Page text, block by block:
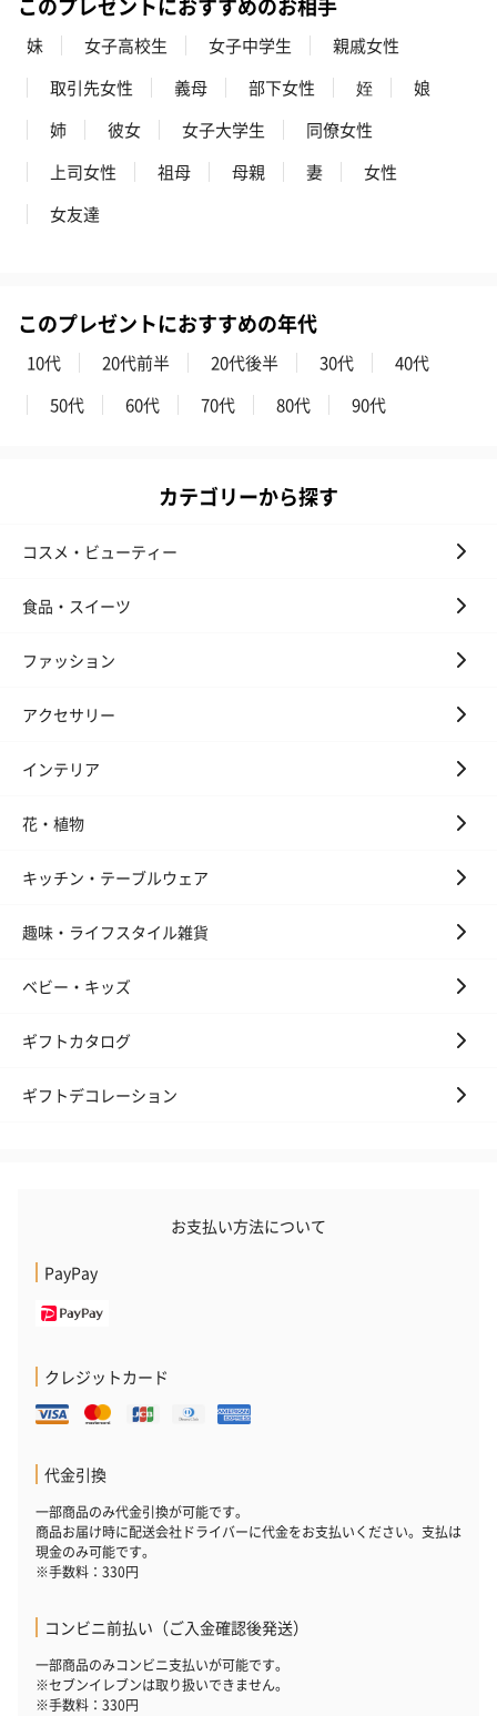
フラッグカプセル：イ
ンセンススティック
フラッグカプセル：イ
ショートイン
お酒を同梱してお届けいたします。
※20歳未満の方への酒類の販売はいたしません。
プレミアムビール イネ
ジョニ－ウ
お酒にぴったりのおつまみ・サプリを同梱してお届けいたしま
のオイル漬（981円）
妹 女子高校生 女子中学生
親戚女性
取引先女性
義母 部下女性 姪
娘
姉
彼女 女子大学生
同僚女性
上司女性
祖母 母親 妻
女性
女友達
このプレゼントにおすすめの年代
10代 20代前半 20代後半 30代
40代
50代
60代 70代 80代 90代
カテゴリーから探す
コスメ・ビューティー
食品・スイーツ
ファッション
アクセサリー
インテリア
花・植物
キッチン・テーブルウェア
趣味・ライフスタイル雑貨
ベビー・キッズ
ギフトカタログ
ギフトデコレーション
お支払い方法について
PayPay
クレジットカード
代金引換
一部商品のみ代金引換が可能です。
商品お届け時に配送会社ドライバーに代金をお支払いください。支払は
現金のみ可能です。
※手数料：330円
コンビニ前払い（ご入金確認後発送）
一部商品のみコンビニ支払いが可能です。
※セブンイレブンは取り扱いできません。
※手数料：330円